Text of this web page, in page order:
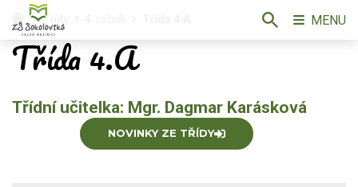
Třídy
Třída 4.A
Třídní učitelka: Mgr. Dagmar Karásková
NOVINKY ZE TŘÍDY
MENU